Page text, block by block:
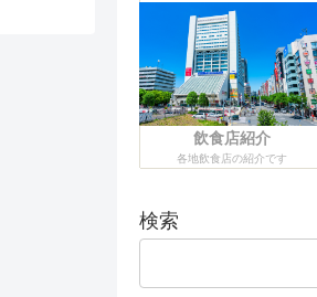
飲食店紹介
各地飲食店の紹介です
検索